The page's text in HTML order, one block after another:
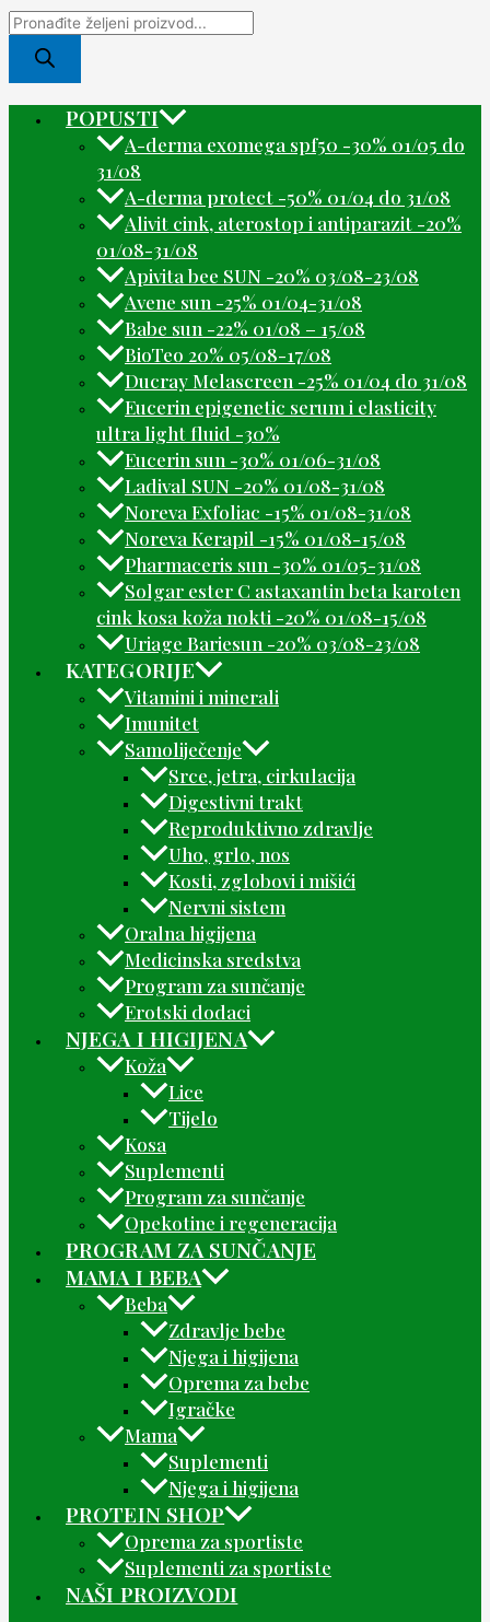
POPUSTI
A-derma exomega spf50 -30% 01/05 do
31/08
A-derma protect -50% 01/04 do 31/08
Alivit cink, aterostop i antiparazit -20%
01/08-31/08
Apivita bee SUN -20% 03/08-23/08
Avene sun -25% 01/04-31/08
Babe sun -22% 01/08 – 15/08
BioTeo 20% 05/08-17/08
Ducray Melascreen -25% 01/04 do 31/08
Eucerin epigenetic serum i elasticity
ultra light fluid -30%
Eucerin sun -30% 01/06-31/08
Ladival SUN -20% 01/08-31/08
Noreva Exfoliac -15% 01/08-31/08
Noreva Kerapil -15% 01/08-15/08
Pharmaceris sun -30% 01/05-31/08
Solgar ester C astaxantin beta karoten
cink kosa koža nokti -20% 01/08-15/08
Uriage Bariesun -20% 03/08-23/08
KATEGORIJE
Vitamini i minerali
Imunitet
Samoliječenje
Srce, jetra, cirkulacija
Digestivni trakt
Reproduktivno zdravlje
Uho, grlo, nos
Kosti, zglobovi i mišići
Nervni sistem
Oralna higijena
Medicinska sredstva
Program za sunčanje
Erotski dodaci
NJEGA I HIGIJENA
Koža
Lice
Tijelo
Kosa
Suplementi
Program za sunčanje
Opekotine i regeneracija
PROGRAM ZA SUNČANJE
MAMA I BEBA
Beba
Zdravlje bebe
Njega i higijena
Oprema za bebe
Igračke
Mama
Suplementi
Njega i higijena
PROTEIN SHOP
Oprema za sportiste
Suplementi za sportiste
NAŠI PROIZVODI